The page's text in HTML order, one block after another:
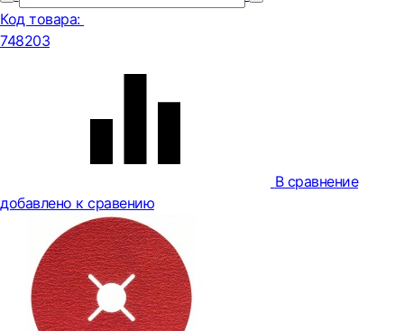
Код товара:
748203
В сравнение
добавлено к сравению